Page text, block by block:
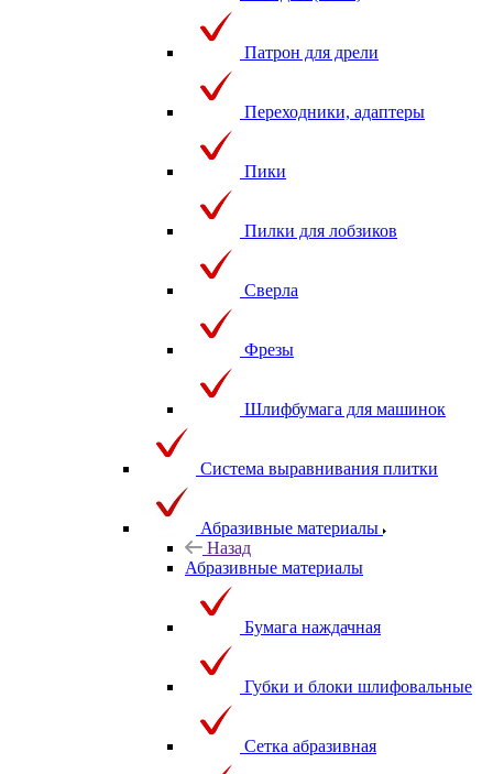
Патрон для дрели
Переходники, адаптеры
Пики
Пилки для лобзиков
Сверла
Фрезы
Шлифбумага для машинок
Система выравнивания плитки
Абразивные материалы
Назад
Абразивные материалы
Бумага наждачная
Губки и блоки шлифовальные
Сетка абразивная